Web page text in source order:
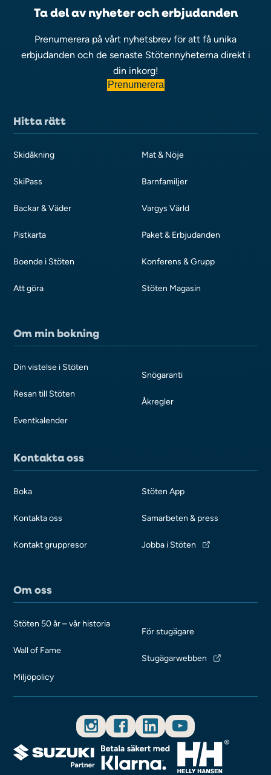
Ta del av nyheter och erbjudanden
Prenumerera på vårt nyhetsbrev för att få unika
erbjudanden och de senaste Stötennyheterna direkt i
din inkorg!
Prenumerera
Hitta rätt
Skidåkning
SkiPass
Backar & Väder
Pistkarta
Boende i Stöten
Att göra
Mat & Nöje
Barnfamiljer
Vargys Värld
Paket & Erbjudanden
Konferens & Grupp
Stöten Magasin
Om min bokning
Din vistelse i Stöten
Resan till Stöten
Eventkalender
Snögaranti
Åkregler
Kontakta oss
Boka
Kontakta oss
Kontakt gruppresor
Stöten App
Samarbeten & press
Jobba i Stöten
Om oss
Stöten 50 år – vår historia
Wall of Fame
Miljöpolicy
För stugägare
Stugägarwebben